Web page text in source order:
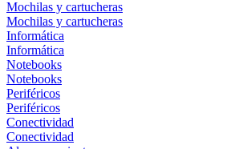
Mochilas y cartucheras
Mochilas y cartucheras
Informática
Informática
Notebooks
Notebooks
Periféricos
Periféricos
Conectividad
Conectividad